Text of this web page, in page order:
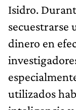
Isidro.
secuestrarse
dinero en
utilizados